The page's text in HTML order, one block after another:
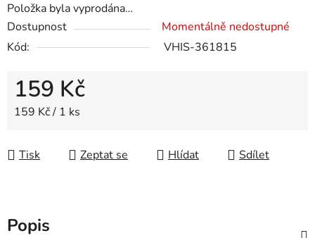
Položka byla vyprodána…
Dostupnost
Momentálně nedostupné
Kód:
VHIS-361815
159 Kč
Měrná cena:
159 Kč / 1 ks
Tisk Zeptat se Hlídat Sdílet
Popis